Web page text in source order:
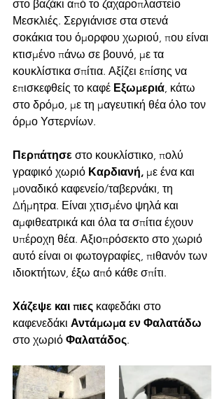
στο βαζάκι από το ζαχαροπλαστείο
Μεσκλιές. Σεργιάνισε στα στενά
σοκάκια του όμορφου χωριού, που είναι
κτισμένο πάνω σε βουνό, με τα
κουκλίστικα σπίτια. Αξίζει επίσης να
επισκεφθείς το καφέ Εξωμεριά, κάτω
στο δρόμο, με τη μαγευτική θέα όλο τον
όρμο Υστερνίων.
Περπάτησε στο κουκλίστικο, πολύ
γραφικό χωριό Καρδιανή, με ένα και
μοναδικό καφενείο/ταβερνάκι, τη
Δήμητρα. Είναι χτισμένο ψηλά και
αμφιθεατρικά και όλα τα σπίτια έχουν
υπέροχη θέα. Αξιοπρόσεκτο στο χωριό
αυτό είναι οι φωτογραφίες, πιθανόν των
ιδιοκτήτων, έξω από κάθε σπίτι.
Χάζεψε και πιες καφεδάκι στο
καφενεδάκι Αντάμωμα εν Φαλατάδω
στο χωριό Φαλατάδος.